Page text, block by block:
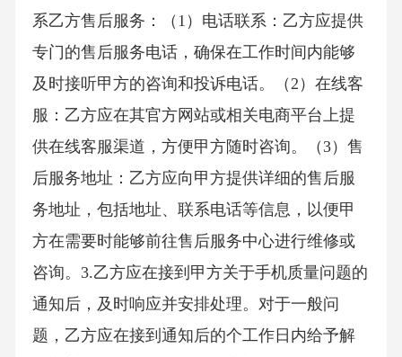
系乙方售后服务：（1）电话联系：乙方应提供
专门的售后服务电话，确保在工作时间内能够
及时接听甲方的咨询和投诉电话。（2）在线客
服：乙方应在其官方网站或相关电商平台上提
供在线客服渠道，方便甲方随时咨询。（3）售
后服务地址：乙方应向甲方提供详细的售后服
务地址，包括地址、联系电话等信息，以便甲
方在需要时能够前往售后服务中心进行维修或
咨询。3.乙方应在接到甲方关于手机质量问题的
通知后，及时响应并安排处理。对于一般问
题，乙方应在接到通知后的个工作日内给予解